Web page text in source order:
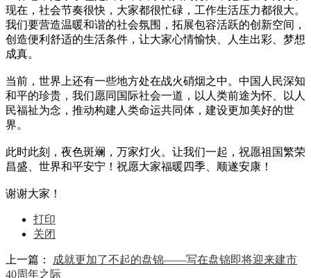
现在，社会节奏很快，大家都很忙碌，工作生活压力都很大。
我们要营造温暖和谐的社会氛围，拓展包容活跃的创新空间，
创造便利舒适的生活条件，让大家心情愉快、人生出彩、梦想
成真。
当前，世界上还有一些地方处在战火硝烟之中。中国人民深知
和平的珍贵，我们愿同国际社会一道，以人类前途为怀、以人
民福祉为念，推动构建人类命运共同体，建设更加美好的世
界。
此时此刻，夜色斑斓，万家灯火。让我们一起，祝愿祖国繁荣
昌盛、世界和平安宁！祝愿大家福暖四季、顺遂安康！
谢谢大家！
打印
关闭
上一篇：
成就更加了不起的盘锦——写在盘锦即将迎来建市
40周年之际